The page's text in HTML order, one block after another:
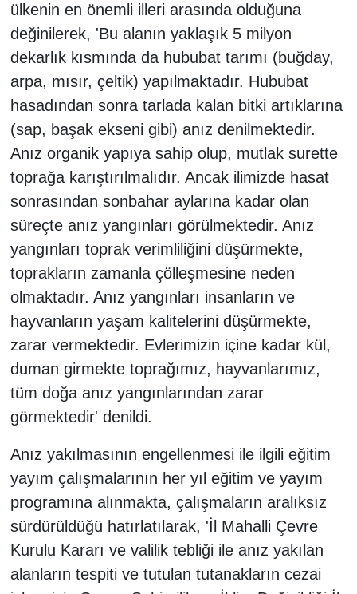
ülkenin en önemli illeri arasında olduğuna
değinilerek, 'Bu alanın yaklaşık 5 milyon
dekarlık kısmında da hububat tarımı (buğday,
arpa, mısır, çeltik) yapılmaktadır. Hububat
hasadından sonra tarlada kalan bitki artıklarına
(sap, başak ekseni gibi) anız denilmektedir.
Anız organik yapıya sahip olup, mutlak surette
toprağa karıştırılmalıdır. Ancak ilimizde hasat
sonrasından sonbahar aylarına kadar olan
süreçte anız yangınları görülmektedir. Anız
yangınları toprak verimliliğini düşürmekte,
toprakların zamanla çölleşmesine neden
olmaktadır. Anız yangınları insanların ve
hayvanların yaşam kalitelerini düşürmekte,
zarar vermektedir. Evlerimizin içine kadar kül,
duman girmekte toprağımız, hayvanlarımız,
tüm doğa anız yangınlarından zarar
görmektedir' denildi.
Anız yakılmasının engellenmesi ile ilgili eğitim
yayım çalışmalarının her yıl eğitim ve yayım
programına alınmakta, çalışmaların aralıksız
sürdürüldüğü hatırlatılarak, 'İl Mahalli Çevre
Kurulu Kararı ve valilik tebliği ile anız yakılan
alanların tespiti ve tutulan tutanakların cezai